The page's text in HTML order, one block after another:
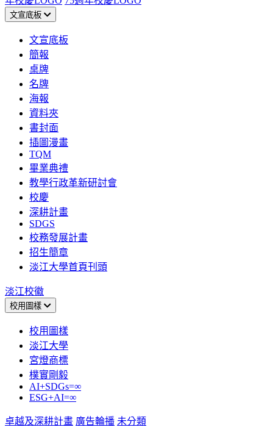
文宣底板
文宣底板
簡報
桌牌
名牌
海報
資料夾
書封面
插圖漫畫
TQM
畢業典禮
教學行政革新研討會
校慶
深耕計畫
SDGS
校務發展計畫
招生簡章
淡江大學首頁刊頭
淡江校徽
校用圖樣
校用圖樣
淡江大學
宮燈商標
樸實剛毅
AI+SDGs=∞
ESG+AI=∞
卓越及深耕計畫 廣告輪播 未分類